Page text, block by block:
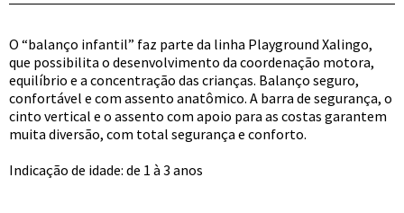
O “balanço infantil” faz parte da linha Playground Xalingo,
que possibilita o desenvolvimento da coordenação motora,
equilíbrio e a concentração das crianças. Balanço seguro,
confortável e com assento anatômico. A barra de segurança, o
cinto vertical e o assento com apoio para as costas garantem
muita diversão, com total segurança e conforto.
Indicação de idade: de 1 à 3 anos